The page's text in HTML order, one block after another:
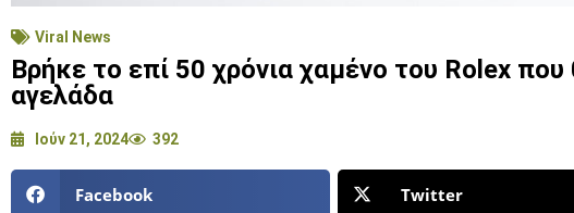
Viral News
Βρήκε το επί 50 χρόνια χαμένο του Rolex
αγελάδα
Ιούν 21, 2024 392
Facebook Twitter